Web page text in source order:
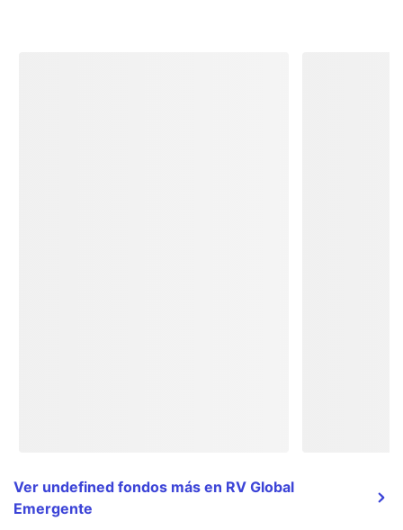
Ver undefined fondos más en RV Global
Emergente